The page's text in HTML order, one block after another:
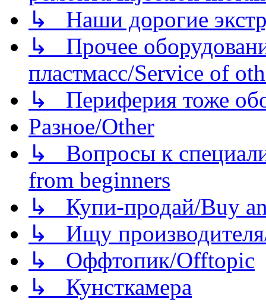
↳ Наши дорогие
↳ Прочее
пластмасс/Service of
↳ Периферия тоже
Разное/Other
↳ Вопросы к
from beginners
↳ Купи-продай/Buy
↳ Ищу
↳ Оффтопик/Offtopic
↳ Кунсткамера